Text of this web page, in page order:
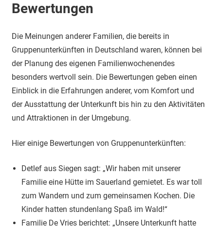
Bewertungen
Die Meinungen anderer Familien, die bereits in
Gruppenunterkünften in Deutschland waren, können bei
der Planung des eigenen Familienwochenendes
besonders wertvoll sein. Die Bewertungen geben einen
Einblick in die Erfahrungen anderer, vom Komfort und
der Ausstattung der Unterkunft bis hin zu den Aktivitäten
und Attraktionen in der Umgebung.
Hier einige Bewertungen von Gruppenunterkünften:
Detlef aus Siegen sagt: „Wir haben mit unserer
Familie eine Hütte im Sauerland gemietet. Es war toll
zum Wandern und zum gemeinsamen Kochen. Die
Kinder hatten stundenlang Spaß im Wald!“
Familie De Vries berichtet: „Unsere Unterkunft hatte